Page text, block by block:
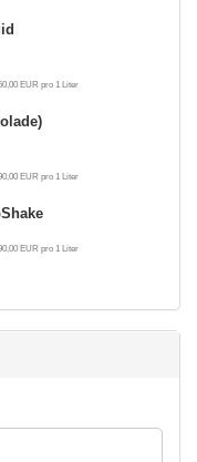
EUR pro 1 Liter
EUR pro 1 Liter
EUR pro 1 Liter